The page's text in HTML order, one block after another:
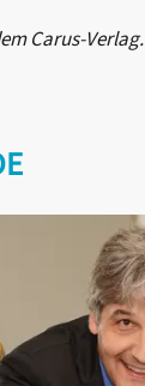
Carus-Verlag.